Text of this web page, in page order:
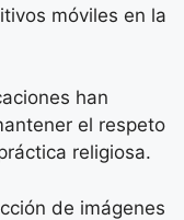
móviles en la
han
el respeto
religiosa.
de imágenes